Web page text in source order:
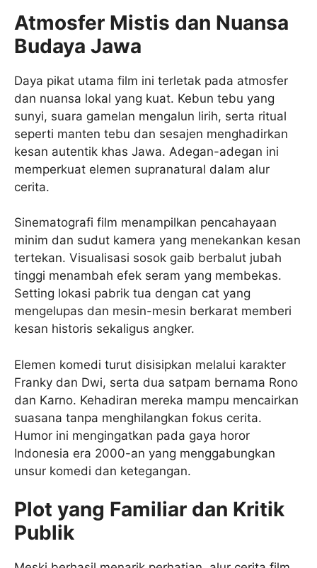
Atmosfer Mistis dan Nuansa
Budaya Jawa
Daya pikat utama film ini terletak pada atmosfer
dan nuansa lokal yang kuat. Kebun tebu yang
sunyi, suara gamelan mengalun lirih, serta ritual
seperti manten tebu dan sesajen menghadirkan
kesan autentik khas Jawa. Adegan-adegan ini
memperkuat elemen supranatural dalam alur
cerita.
Sinematografi film menampilkan pencahayaan
minim dan sudut kamera yang menekankan kesan
tertekan. Visualisasi sosok gaib berbalut jubah
tinggi menambah efek seram yang membekas.
Setting lokasi pabrik tua dengan cat yang
mengelupas dan mesin-mesin berkarat memberi
kesan historis sekaligus angker.
Elemen komedi turut disisipkan melalui karakter
Franky dan Dwi, serta dua satpam bernama Rono
dan Karno. Kehadiran mereka mampu mencairkan
suasana tanpa menghilangkan fokus cerita.
Humor ini mengingatkan pada gaya horor
Indonesia era 2000-an yang menggabungkan
unsur komedi dan ketegangan.
Plot yang Familiar dan Kritik
Publik